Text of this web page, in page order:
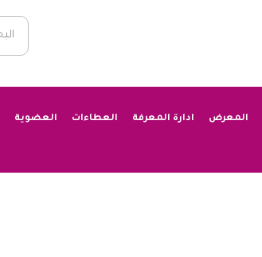
المعرض ادارة المعرفة العطاءات العضوية